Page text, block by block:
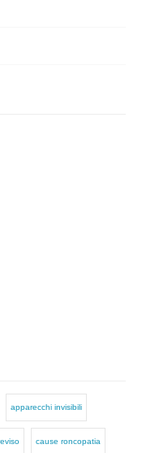
apparecchi invisibili
cause roncopatia